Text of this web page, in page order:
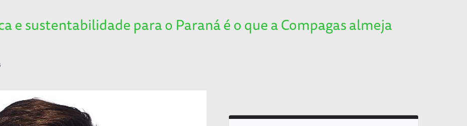
e sustentabilidade para o Paraná é o que a Compagas almeja